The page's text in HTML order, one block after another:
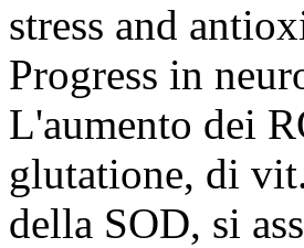
stress and
Progress in
L'aumento dei
glutatione, di
della SOD, si